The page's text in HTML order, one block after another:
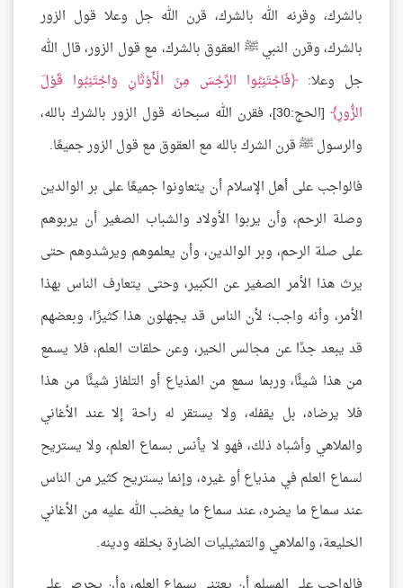
بالشرك، وقرنه الله بالشرك، قرن الله جل وعلا قول الزور
بالشرك، وقرن النبي ﷺ العقوق بالشرك، مع قول الزور، قال الله
جل وعلا:
فَاجْتَنِبُوا الرِّجْسَ مِنَ الْأَوْثَانِ وَاجْتَنِبُوا قَوْلَ
الزُّورِ
[الحج:30]، فقرن الله سبحانه قول الزور بالشرك بالله،
والرسول ﷺ قرن الشرك بالله مع العقوق مع قول الزور جميعًا.
فالواجب على أهل الإسلام أن يتعاونوا جميعًا على بر الوالدين
وصلة الرحم، وأن يربوا الأولاد والشباب الصغير أن يربوهم
على صلة الرحم، وبر الوالدين، وأن يعلموهم ويرشدوهم حتى
يرث هذا الأمر الصغير عن الكبير، وحتى يتعارف الناس بهذا
الأمر، وأنه واجب؛ لأن الناس قد يجهلون هذا كثيرًا، وبعضهم
قد يبعد جدًا عن مجالس الخير، وعن حلقات العلم، فلا يسمع
من هذا شيئًا، وربما سمع من المذياع أو التلفاز شيئًا من هذا
فلا يرضاه، بل يقفله، ولا يستقر له راحة إلا عند الأغاني
والملاهي وأشباه ذلك، فهو لا يأنس بسماع العلم، ولا يستريح
لسماع العلم في مذياع أو غيره، وإنما يستريح كثير من الناس
عند سماع ما يضره، عند سماع ما يغضب الله عليه من الأغاني
الخليعة، والملاهي والتمثيليات الضارة بخلقه ودينه.